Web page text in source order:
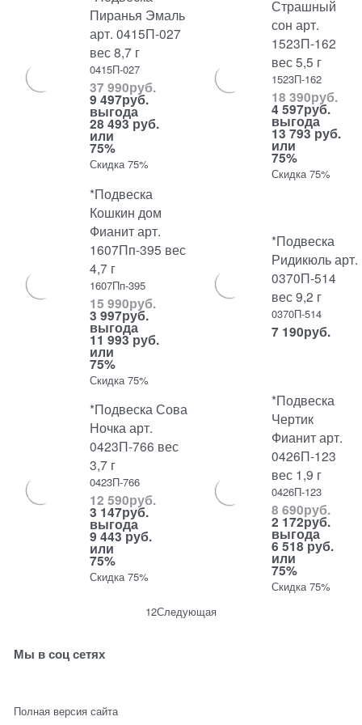
Пиранья Эмаль
арт. 0415П-027
вес 8,7 г
0415П-027
37 990руб.
9 497руб.
выгода
28 493 руб.
или
75%
Скидка 75%
Страшный
сон арт.
1523П-162
вес 5,5 г
1523П-162
18 390руб.
4 597руб.
выгода
13 793 руб.
или
75%
Скидка 75%
*Подвеска
Кошкин дом
Фианит арт.
1607Пп-395 вес
4,7 г
1607Пп-395
15 990руб.
3 997руб.
выгода
11 993 руб.
или
75%
Скидка 75%
*Подвеска
Ридикюль арт.
0370П-514
вес 9,2 г
0370П-514
7 190руб.
*Подвеска Сова
Ночка арт.
0423П-766 вес
3,7 г
0423П-766
12 590руб.
3 147руб.
выгода
9 443 руб.
или
75%
Скидка 75%
*Подвеска
Чертик
Фианит арт.
0426П-123
вес 1,9 г
0426П-123
8 690руб.
2 172руб.
выгода
6 518 руб.
или
75%
Скидка 75%
12Следующая
Мы в соц сетях
Полная версия сайта